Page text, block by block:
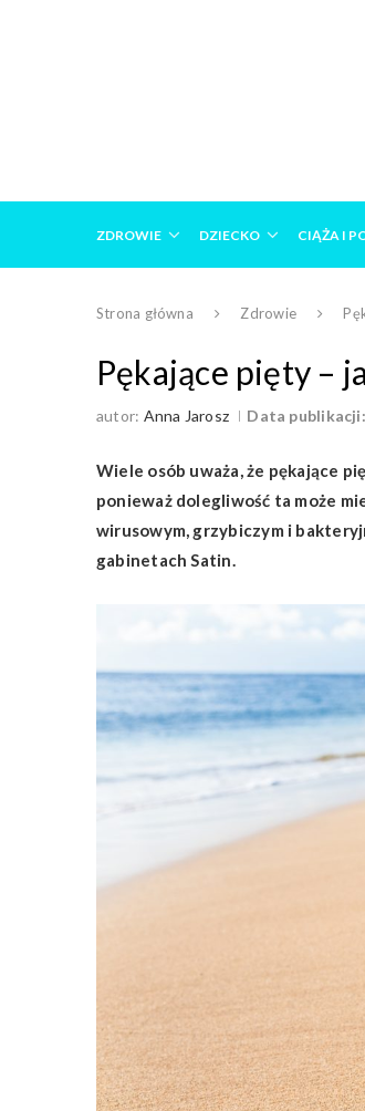
ZDROWIE DZIECKO CIĄŻA I
Strona główna Zdrowie
Pękające pięty –
autor: Anna Jarosz Data publikacji:
Wiele osób uważa, że pękające
ponieważ dolegliwość ta może
wirusowym, grzybiczym i
gabinetach Satin.